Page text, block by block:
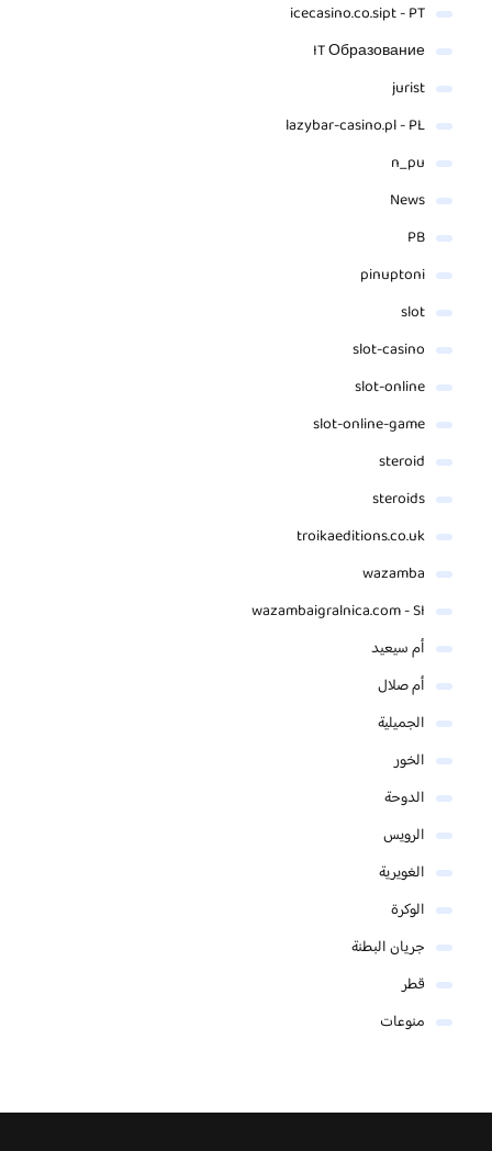
icecasino.co.sipt - PT
IT Образование
jurist
lazybar-casino.pl - PL
n_pu
News
PB
pinuptoni
slot
slot-casino
slot-online
slot-online-game
steroid
steroids
troikaeditions.co.uk
wazamba
wazambaigralnica.com - SI
أم سيعيد
أم صلال
الجميلية
الخور
الدوحة
الرويس
الغويرية
الوكرة
جريان البطنة
قطر
منوعات